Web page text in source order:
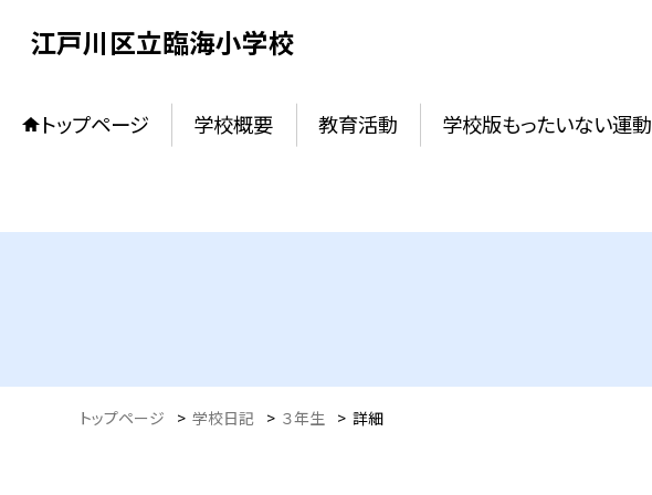
江戸川区立臨海小学校
トップページ 学校概要 教育活動 学校版もったいない運動
トップページ > 学校日記 > ３年生 > 詳細